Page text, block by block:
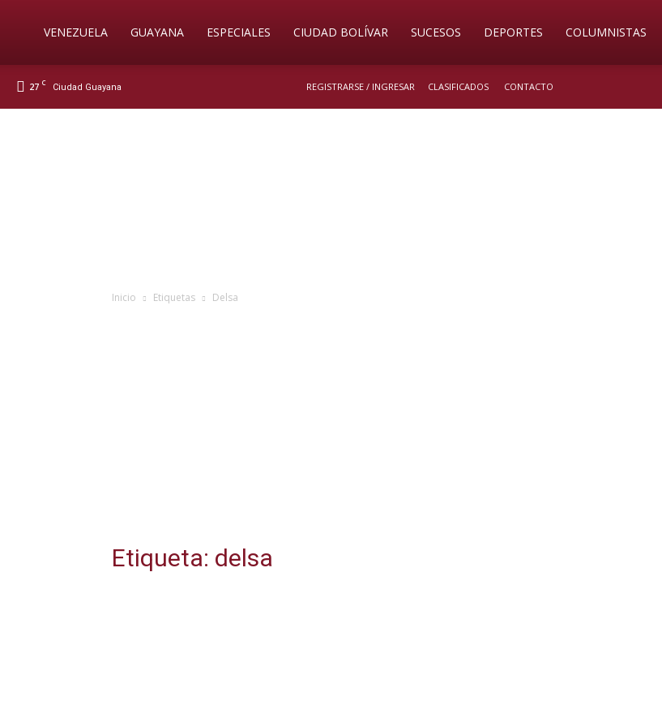
SoyVENEZUELA GUAYANA ESPECIALES CIUDAD BOLÍVAR SUCESOS DEPORTES COLUMNISTAS
27 C Ciudad Guayana REGISTRARSE / INGRESAR CLASIFICADOS CONTACTO
Inicio Etiquetas Delsa
Etiqueta: delsa